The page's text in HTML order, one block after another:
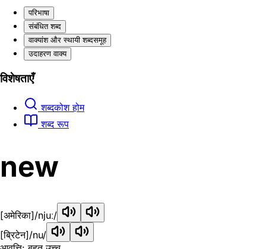
परिभाषा
संबंधित शब्द
वाक्यांश और स्थायी शब्दसमूह
उदाहरण वाक्य
विशेषताएँ
शब्दकोश होम
शब्द रूप
new
[अमेरिका]/njuː/
[ब्रिटेन]/nu/